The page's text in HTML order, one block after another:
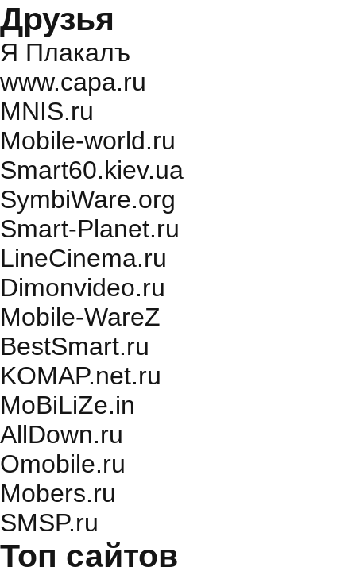
Друзья
Я Плакалъ
www.capa.ru
MNIS.ru
Mobile-world.ru
Smart60.kiev.ua
SymbiWare.org
Smart-Planet.ru
LineCinema.ru
Dimonvideo.ru
Mobile-WareZ
BestSmart.ru
KOMAP.net.ru
MoBiLiZe.in
AllDown.ru
Оmobile.ru
Mobers.ru
SMSP.ru
Топ сайтов